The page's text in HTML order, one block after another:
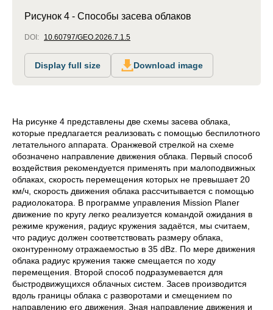
Рисунок 4 - Способы засева облаков
DOI: 10.60797/GEO.2026.7.1.5
Display full size Download image
На рисунке 4 представлены две схемы засева облака,
которые предлагается реализовать с помощью беспилотного
летательного аппарата. Оранжевой стрелкой на схеме
обозначено направление движения облака. Первый способ
воздействия рекомендуется применять при малоподвижных
облаках, скорость перемещения которых не превышает 20
км/ч, скорость движения облака рассчитывается с помощью
радиолокатора. В программе управления Mission Planer
движение по кругу легко реализуется командой ожидания в
режиме кружения, радиус кружения задаётся, мы считаем,
что радиус должен соответствовать размеру облака,
оконтуренному отражаемостью в 35 dBz. По мере движения
облака радиус кружения также смещается по ходу
перемещения. Второй способ подразумевается для
быстродвижущихся облачных систем. Засев производится
вдоль границы облака с разворотами и смещением по
направлению его движения. Зная направление движения и